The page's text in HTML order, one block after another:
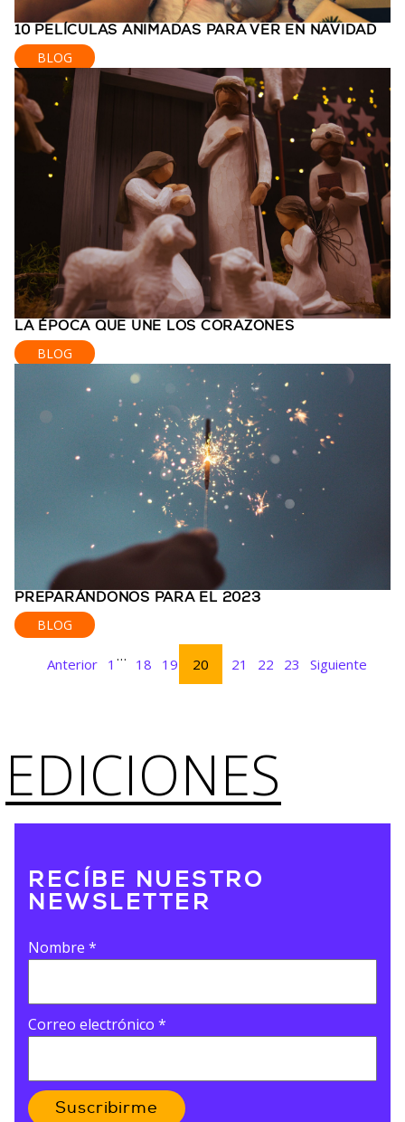
10 PELÍCULAS ANIMADAS PARA VER EN NAVIDAD
BLOG
LA ÉPOCA QUE UNE LOS CORAZONES
BLOG
PREPARÁNDONOS PARA EL 2023
BLOG
Anterior 1 … 18 19 20 21 22 23 Siguiente
EDICIONES
RECÍBE NUESTRO
NEWSLETTER
Nombre *
Correo electrónico *
Suscribirme